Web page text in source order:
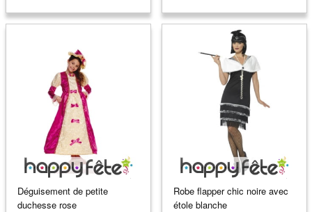
Déguisement de petite
duchesse rose
Robe flapper chic noire avec
étole blanche